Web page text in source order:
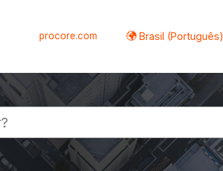
procore.com Brasil (Português)